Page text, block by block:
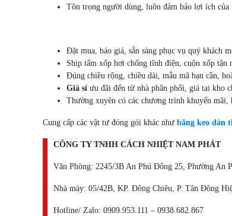
Tôn trọng người dùng, luôn đảm bảo lợi ích
Đặt mua, báo giá, sẵn sàng phục vụ quý khách
Ship tấm xốp hơi chống tĩnh điện, cuộn xốp tận
Đúng chiều rộng, chiều dài, mẫu mã bạn cần,
Giá sỉ ưu đãi đến từ nhà phân phối, giá tại kho
Thường xuyên có các chương trình khuyến
Cung cấp các vật tư đóng gói khác như băng keo dán
CÔNG TY TNHH CÁCH NHIỆT NAM PHÁT
Văn Phòng: 2245/3B An Phú Đông 25, Phường An
Nhà máy: 05/42B, KP. Đông Chiêu, P. Tân Đông
Hotline/ Zalo: 0909.953.111 – 0938.682.867